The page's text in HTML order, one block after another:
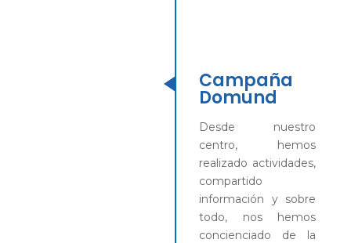
Campaña
Domund
Desde nuestro
centro, hemos
realizado actividades,
compartido
información y sobre
todo, nos hemos
concienciado de la